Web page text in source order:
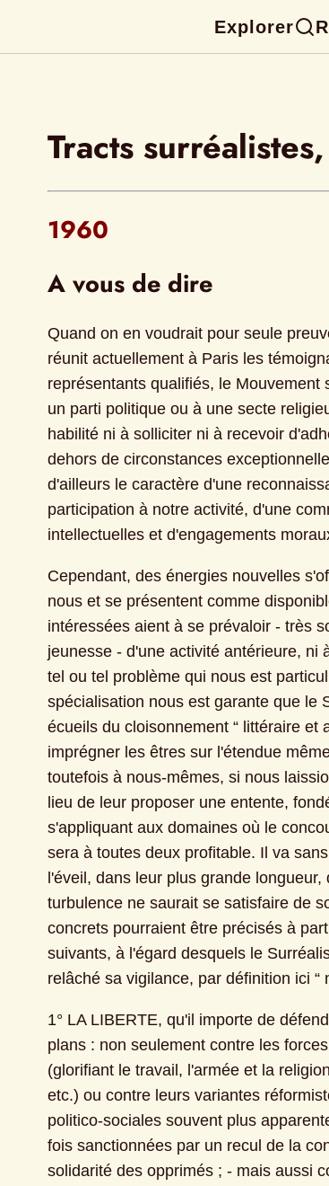
Explorer
Tracts
1960
A vous de dire
Quand on en voudrait pour seule
réunit actuellement à Paris les
représentants qualifiés, le
un parti politique ou à une secte
habilité ni à solliciter ni à recevoir
dehors de circonstances
d'ailleurs le caractère d'une
participation à notre activité, d'une
intellectuelles et d'engagements
Cependant, des énergies nouvelles
nous et se présentent comme
intéressées aient à se prévaloir - très
jeunesse - d'une activité antérieure, ni
tel ou tel problème qui nous est
spécialisation nous est garante que le
écueils du cloisonnement “ littéraire et
imprégner les êtres sur l'étendue
toutefois à nous-mêmes, si nous
lieu de leur proposer une entente,
s'appliquant aux domaines où le
sera à toutes deux profitable. Il va
l'éveil, dans leur plus grande
turbulence ne saurait se satisfaire de
concrets pourraient être précisés à
suivants, à l'égard desquels le
relâché sa vigilance, par définition ici “
1° LA LIBERTE, qu'il importe de
plans : non seulement contre les
(glorifiant le travail, l'armée et la
etc.) ou contre leurs variantes
politico-sociales souvent plus
fois sanctionnées par un recul de la
solidarité des opprimés ; - mais aussi